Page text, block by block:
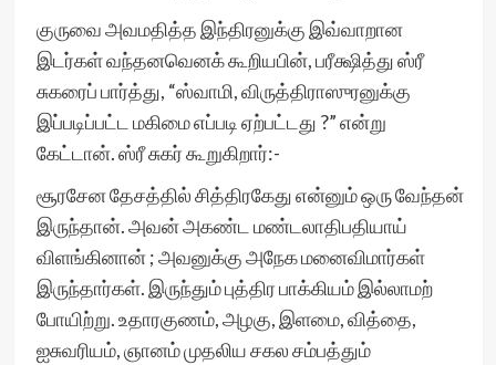
குருவை அவமதித்த இந்திரனுக்கு இவ்வாறான
இடர்கள் வந்தனவெனக் கூறியபின், பரீக்ஷித்து ஸ்ரீ
சுகரைப் பார்த்து, “ஸ்வாமி, விருத்திராஸுரனுக்கு
இப்படிப்பட்ட மகிமை எப்படி ஏற்பட்டது ?” என்று
கேட்டான். ஸ்ரீ சுகர் கூறுகிறார்:-
சூரசேன தேசத்தில் சித்திரகேது என்னும் ஒரு வேந்தன்
இருந்தான். அவன் அகண்ட மண்டலாதிபதியாய்
விளங்கினான் ; அவனுக்கு அநேக மனைவிமார்கள்
இருந்தார்கள். இருந்தும் புத்திர பாக்கியம் இல்லாமற்
போயிற்று. உதாரகுணம், அழகு, இளமை, வித்தை,
ஐசுவரியம், ஞானம் முதலிய சகல சம்பத்தும்